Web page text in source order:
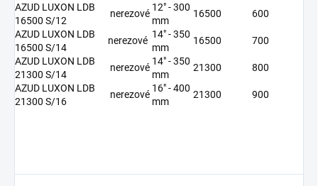
AZUD LUXON LDB
16500 S/12
nerezové
12" - 300
mm
16500
600
AZUD LUXON LDB
16500 S/14
nerezové
14" - 350
mm
16500
700
AZUD LUXON LDB
21300 S/14
nerezové
14" - 350
mm
21300
800
AZUD LUXON LDB
21300 S/16
nerezové
16" - 400
mm
21300 900